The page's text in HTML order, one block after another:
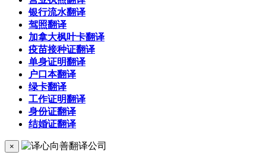
银行流水翻译
驾照翻译
加拿大枫叶卡翻译
疫苗接种证翻译
单身证明翻译
户口本翻译
绿卡翻译
工作证明翻译
身份证翻译
结婚证翻译
×